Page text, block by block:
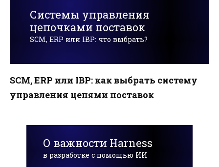
Системы управления
цепочками поставок
SCM, ERP или IBP: что выбрать?
SCM, ERP или IBP: как выбрать систему
управления цепями поставок
О важности Harness
в разработке с помощью ИИ